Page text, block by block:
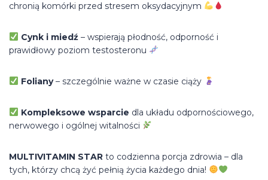
chronią komórki przed stresem oksydacyjnym
Cynk i miedź– wspierają płodność, odporność i
prawidłowy poziom testosteronu
Foliany– szczególnie ważne w czasie ciąży
Kompleksowe wsparcie dla układu odpornościowego,
nerwowego i ogólnej witalności
MULTIVITAMIN STAR to codzienna porcja zdrowia – dla
tych, którzy chcą żyć pełnią życia każdego dnia!